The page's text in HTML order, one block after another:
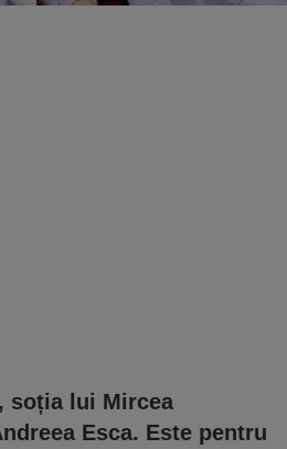
soția lui Mircea
Esca. Este pentru